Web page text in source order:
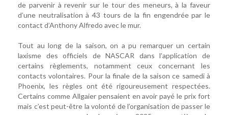
de parvenir à revenir sur le tour des meneurs, à la faveur
d’une neutralisation à 43 tours de la fin engendrée par le
contact d’Anthony Alfredo avec le mur.
Tout au long de la saison, on a pu remarquer un certain
laxisme des officiels de NASCAR dans l’application de
certains règlements, notamment ceux concernant les
contacts volontaires. Pour la finale de la saison ce samedi à
Phoenix, les règles ont été rigoureusement respectées.
Certains comme Allgaier pensaient en avoir payé le prix fort
mais c’est peut-être la volonté de l’organisation de passer le